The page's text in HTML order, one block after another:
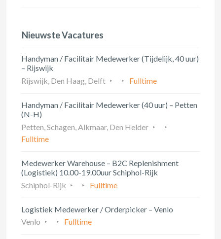
Nieuwste Vacatures
Handyman / Facilitair Medewerker (Tijdelijk, 40 uur)
– Rijswijk
Rijswijk, Den Haag, Delft
Fulltime
Handyman / Facilitair Medewerker (40 uur) – Petten
(N-H)
Petten, Schagen, Alkmaar, Den Helder
Fulltime
Medewerker Warehouse – B2C Replenishment
(Logistiek) 10.00-19.00uur Schiphol-Rijk
Schiphol-Rijk
Fulltime
Logistiek Medewerker / Orderpicker – Venlo
Venlo
Fulltime